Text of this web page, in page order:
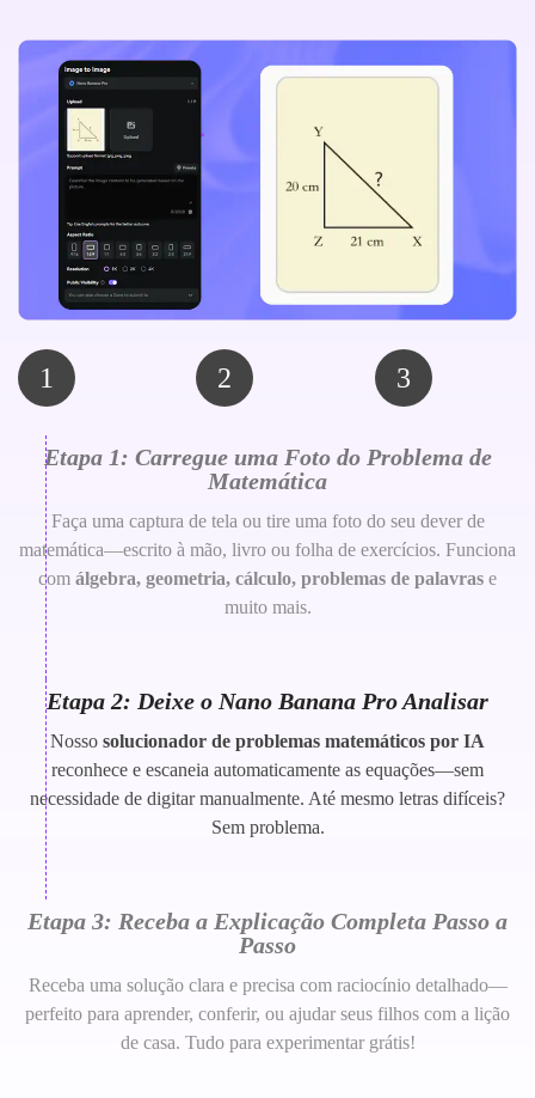
1 2 3
Etapa 1: Carregue uma Foto do Problema de
Matemática
Faça uma captura de tela ou tire uma foto do seu dever de
matemática—escrito à mão, livro ou folha de exercícios. Funciona
com álgebra, geometria, cálculo, problemas de palavras e
muito mais.
Etapa 2: Deixe o Nano Banana Pro Analisar
Nosso solucionador de problemas matemáticos por IA
reconhece e escaneia automaticamente as equações—sem
necessidade de digitar manualmente. Até mesmo letras difíceis?
Sem problema.
Etapa 3: Receba a Explicação Completa Passo a
Passo
Receba uma solução clara e precisa com raciocínio detalhado—
perfeito para aprender, conferir, ou ajudar seus filhos com a lição
de casa. Tudo para experimentar grátis!